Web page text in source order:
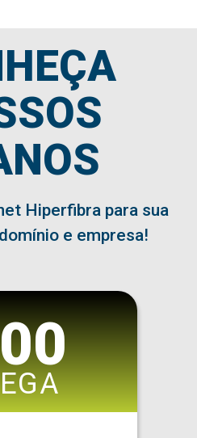
Hiperfibra para sua
e empresa!